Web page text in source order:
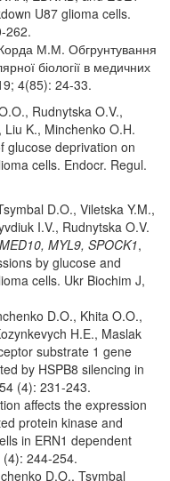
U87 glioma cells.
262.
М.М. Обгрунтування
біології в медичних
4(85): 24-33.
Rudnytska O.V.,
Liu K., Minchenko O.H.
glucose deprivation on
cells. Endocr. Regul.
D.O., Viletska Y.M.,
I.V., Rudnytska O.V.
MYL9, SPOCK1,
by glucose and
cells. Ukr Biochim J,
D.O., Khita O.O.,
H.E., Maslak
substrate 1 gene
by HSPB8 silencing in
(4): 231-243.
affects the expression
protein kinase and
in ERN1 dependent
244-254.
D.O., Tsymbal